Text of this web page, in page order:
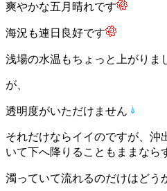
爽やかな五月晴れです
海況も連日良好です
浅場の水温もちょっと上がりま
が、
透明度がいただけません
それだけならイイのですが、沖
いて下へ降りることもままなら
濁っていて流れるのだけはどう